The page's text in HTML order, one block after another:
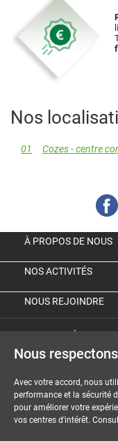
Nos
01 Cozes - centre
À PROPOS DE NOUS
NOS ACTIVITÉS
NOUS REJOINDRE
MENTIONS LÉGALES
CGU-CGV
Nous
Avec votre accord, nous
performance et la sécurité
pour améliorer votre
vos centres d'intérêt.